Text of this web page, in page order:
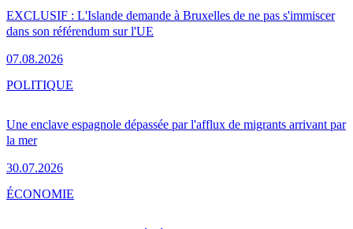
EXCLUSIF : L'Islande demande à Bruxelles de ne pas s'immiscer
dans son référendum sur l'UE
07.08.2026
Une enclave espagnole dépassée par l'afflux de migrants arrivant par
la mer
30.07.2026
POLITIQUE
ÉCONOMIE